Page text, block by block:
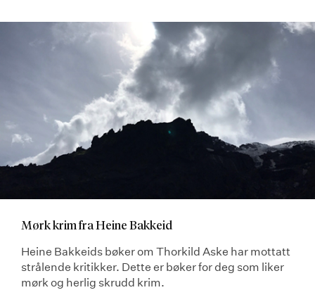
Mørk krim fra Heine Bakkeid
Heine Bakkeids bøker om Thorkild Aske har mottatt
strålende kritikker. Dette er bøker for deg som liker
mørk og herlig skrudd krim.